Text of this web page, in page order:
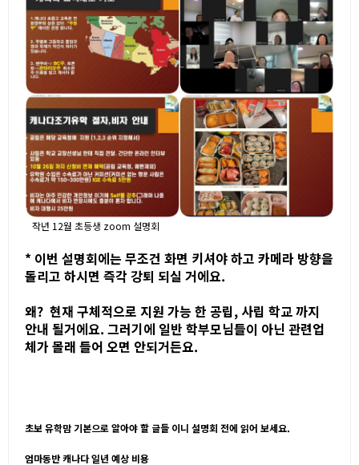
작년 12월 초등생 zoom 설명회
* 이번 설명회에는 무조건 화면 키셔야 하고 카메라 방향을
돌리고 하시면 즉각 강퇴 되실 거에요.
왜? 현재 구체적으로 지원 가능 한 공립, 사립 학교 까지
안내 될거에요. 그러기에 일반 학부모님들이 아닌 관련업
체가 몰래 들어 오면 안되거든요.
초보 유학맘 기본으로 알아야 할 글들 이니 설명회 전에 읽어 보세요.
엄마동반 캐나다 일년 예상 비용